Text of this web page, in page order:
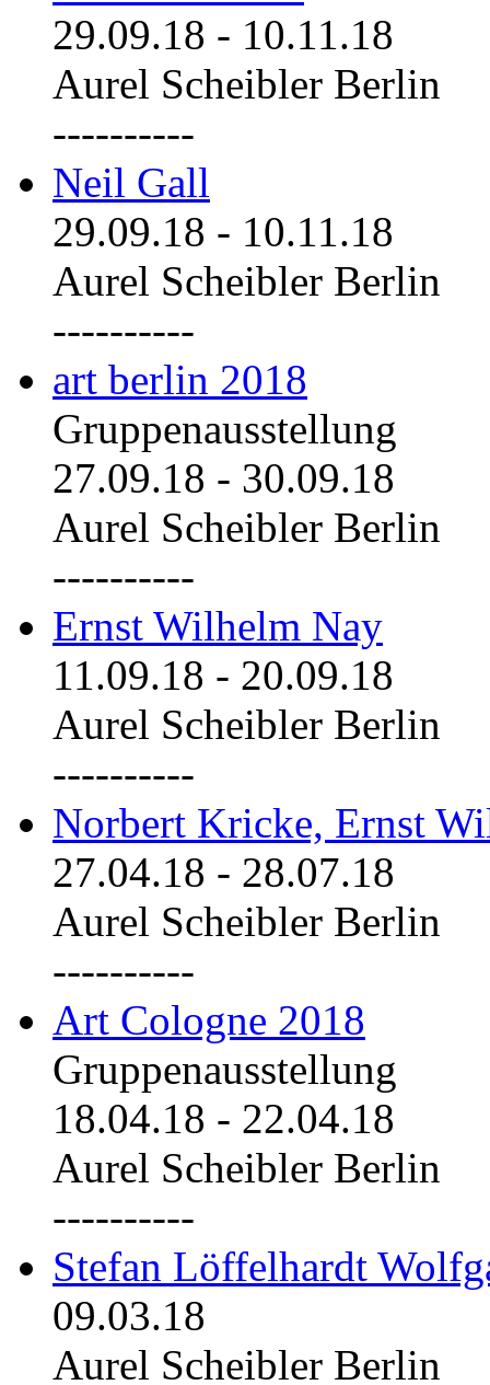
29.09.18 - 10.11.18
Aurel Scheibler Berlin
----------
Neil Gall
29.09.18 - 10.11.18
Aurel Scheibler Berlin
----------
art berlin 2018
Gruppenausstellung
27.09.18 - 30.09.18
Aurel Scheibler Berlin
----------
Ernst Wilhelm Nay
11.09.18 - 20.09.18
Aurel Scheibler Berlin
----------
Norbert Kricke, Ernst
27.04.18 - 28.07.18
Aurel Scheibler Berlin
----------
Art Cologne 2018
Gruppenausstellung
18.04.18 - 22.04.18
Aurel Scheibler Berlin
----------
Stefan Löffelhardt
09.03.18
Aurel Scheibler Berlin